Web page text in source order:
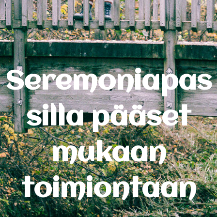
Seremoniapas
silla pääset
mukaan
toimiontaan